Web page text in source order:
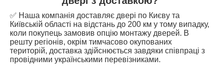
✅ Наша компанія доставляє двері по Києву та
Київській області на відстань до 200 км у тому випадку,
коли покупець замовив опцію монтажу дверей. В
решту регіонів, окрім тимчасово окупованих
територій, доставка здійснюється завдяки співпраці з
провідними українськими перевізниками.